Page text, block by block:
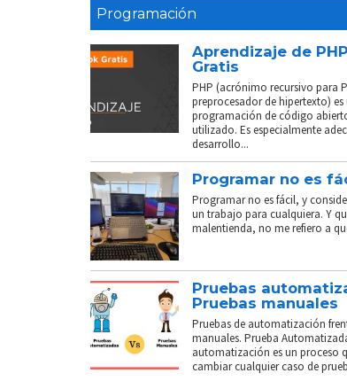
Programación
Aprendizaje de
Gratis
PHP (acrónimo recursivo para
preprocesador de hipertexto)
programación de código
utilizado. Es especialmente
desarrollo...
Programar no es
Programar no es fácil, y
un trabajo para cualquiera. Y
malentienda, no me refiero a
Pruebas
Pruebas manuales
Pruebas de automatización
manuales. Prueba
automatización es un proceso
cambiar cualquier caso de